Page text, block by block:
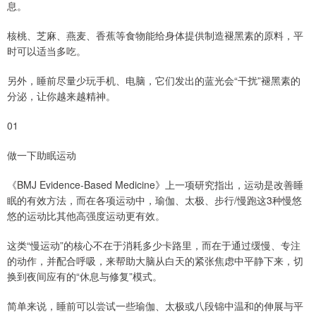
息。
核桃、芝麻、燕麦、香蕉等食物能给身体提供制造褪黑素的原料，平
时可以适当多吃。
另外，睡前尽量少玩手机、电脑，它们发出的蓝光会“干扰”褪黑素的
分泌，让你越来越精神。
01
做一下助眠运动
《BMJ Evidence-Based Medicine》上一项研究指出，运动是改善睡
眠的有效方法，而在各项运动中，瑜伽、太极、步行/慢跑这3种慢悠
悠的运动比其他高强度运动更有效。
这类“慢运动”的核心不在于消耗多少卡路里，而在于通过缓慢、专注
的动作，并配合呼吸，来帮助大脑从白天的紧张焦虑中平静下来，切
换到夜间应有的“休息与修复”模式。
简单来说，睡前可以尝试一些瑜伽、太极或八段锦中温和的伸展与平